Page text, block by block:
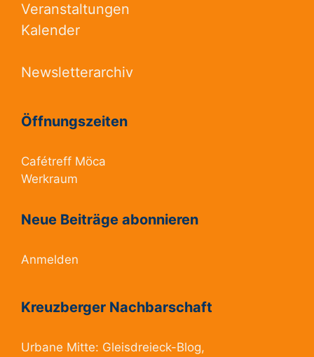
Veranstaltungen
Kalender
Newsletterarchiv
Öffnungszeiten
Cafétreff Möca
Werkraum
Neue Beiträge abonnieren
Anmelden
Kreuzberger Nachbarschaft
Urbane Mitte: Gleisdreieck-Blog,